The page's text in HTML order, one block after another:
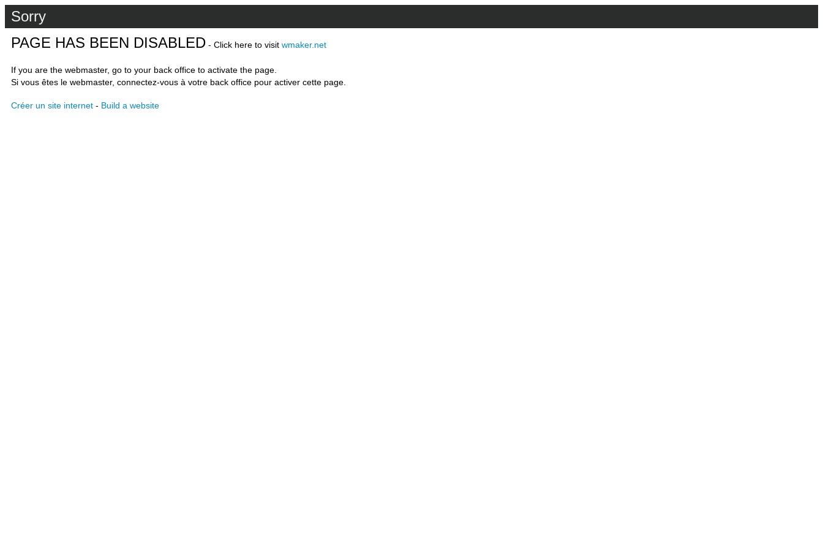
Sorry
PAGE HAS BEEN DISABLED - Click here to visit wmaker.net
If you are the webmaster, go to your back office to activate the page.
Si vous êtes le webmaster, connectez-vous à votre back office pour activer cette page.
Créer un site internet - Build a website